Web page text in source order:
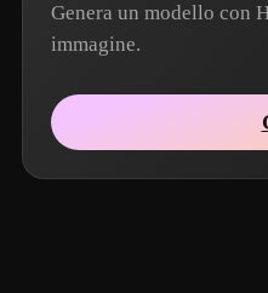
Genera un modello con
immagine.